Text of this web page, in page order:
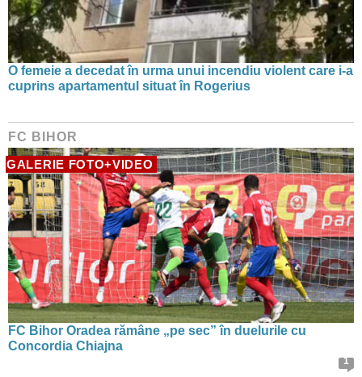
O femeie a decedat în urma unui incendiu violent care i-a
cuprins apartamentul situat în Rogerius
FC BIHOR
GALERIE FOTO+VIDEO
FC Bihor Oradea rămâne „pe sec” în duelurile cu
Concordia Chiajna
1